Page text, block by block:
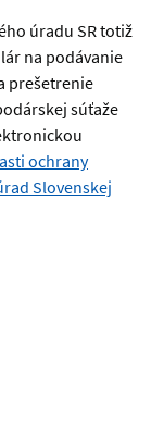
úradu SR totiž
na podávanie
prešetrenie
súťaže
ochrany
Slovenskej